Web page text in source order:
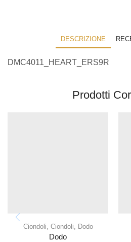
DESCRIZIONE
DMC4011_HEART_ERS9R
Prodotti
Ciondoli, Ciondoli, Dodo
Dodo